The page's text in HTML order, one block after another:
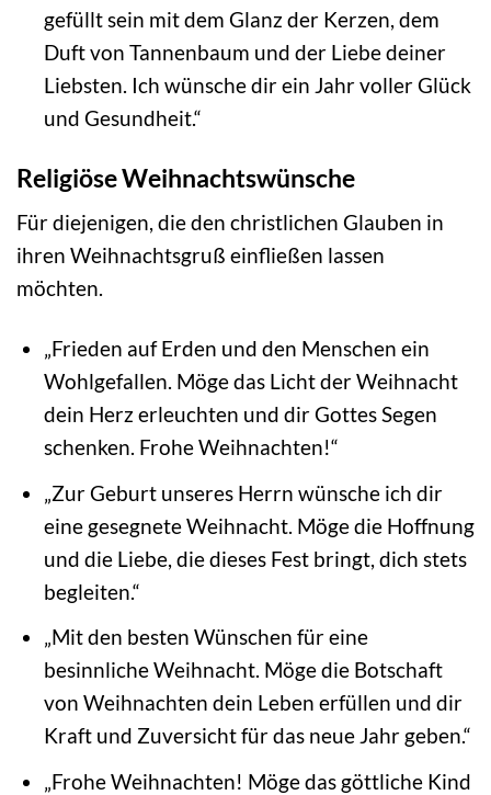
gefüllt sein mit dem Glanz der Kerzen, dem
Duft von Tannenbaum und der Liebe deiner
Liebsten. Ich wünsche dir ein Jahr voller Glück
und Gesundheit.“
Religiöse Weihnachtswünsche
Für diejenigen, die den christlichen Glauben in
ihren Weihnachtsgruß einfließen lassen
möchten.
„Frieden auf Erden und den Menschen ein
Wohlgefallen. Möge das Licht der Weihnacht
dein Herz erleuchten und dir Gottes Segen
schenken. Frohe Weihnachten!“
„Zur Geburt unseres Herrn wünsche ich dir
eine gesegnete Weihnacht. Möge die Hoffnung
und die Liebe, die dieses Fest bringt, dich stets
begleiten.“
„Mit den besten Wünschen für eine
besinnliche Weihnacht. Möge die Botschaft
von Weihnachten dein Leben erfüllen und dir
Kraft und Zuversicht für das neue Jahr geben.“
„Frohe Weihnachten! Möge das göttliche Kind